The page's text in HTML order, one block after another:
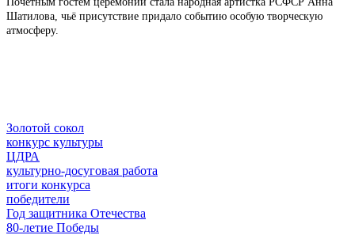
Шатилова, чьё присутствие придало событию особую творческую
атмосферу.
Золотой сокол
конкурс культуры
ЦДРА
культурно-досуговая работа
итоги конкурса
победители
Год защитника Отечества
80-летие Победы